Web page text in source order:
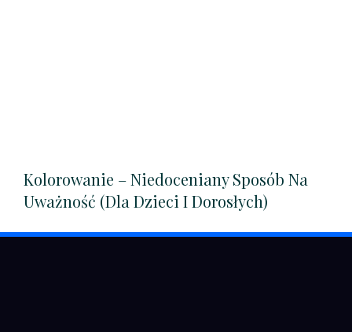
Kolorowanie – Niedoceniany Sposób Na
Uważność (dla Dzieci I Dorosłych)